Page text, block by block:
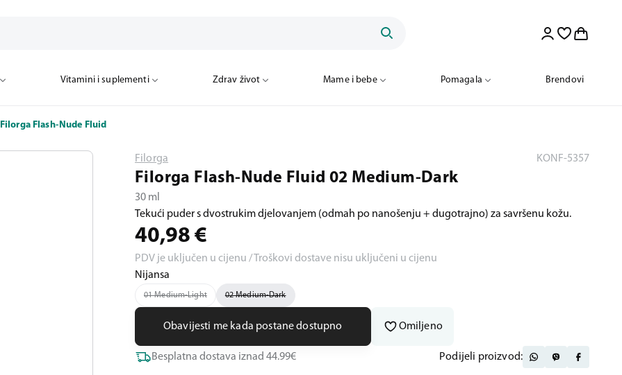
Vitamini i suplementi Zdrav život Mame i bebe Pomagala Brendovi
Filorga Flash-Nude Fluid
Filorga KONF-5357
Filorga Flash-Nude Fluid 02 Medium-Dark
30 ml
Tekući puder s dvostrukim djelovanjem (odmah po nanošenju + dugotrajno) za savršenu kožu.
40,98 €
PDV je uključen u cijenu / Troškovi dostave nisu uključeni u cijenu
Nijansa
01 Medium-Light 02 Medium-Dark
Obavijesti me kada postane dostupno Omiljeno
Besplatna dostava iznad 44.99€ Podijeli proizvod: